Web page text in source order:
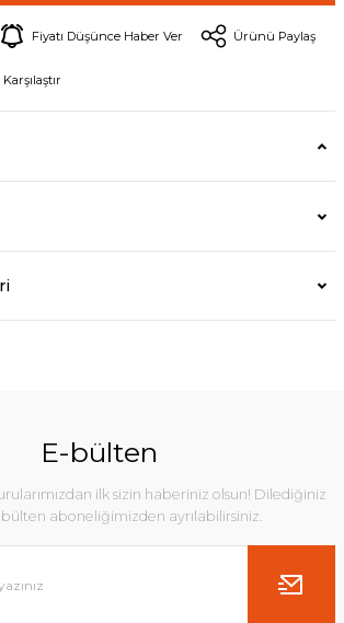
Fiyatı Düşünce Haber Ver Ürünü Paylaş
Karşılaştır
E-bülten
ilk sizin haberiniz olsun! Dilediğiniz
aboneliğimizden ayrılabilirsiniz.